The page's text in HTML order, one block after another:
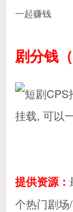
剧分钱
提供资源：
个热门剧